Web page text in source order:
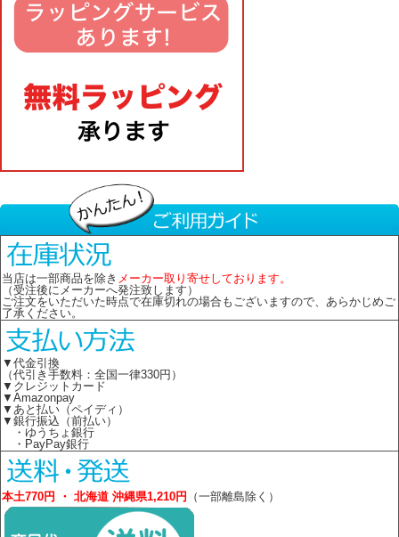
当店は一部商品を除き メーカー取り寄せしております。
（受注後にメーカーへ発注致します）
ご注文をいただいた時点で在庫切れの場合もございますので、あらかじめご
了承ください。
▼代金引換
（代引き手数料：全国一律330円）
▼クレジットカード
▼Amazonpay
▼あと払い（ペイディ）
▼銀行振込（前払い）
・ゆうちょ銀行
・PayPay銀行
本土770円 ・ 北海道 沖縄県1,210円 （一部離島除く）